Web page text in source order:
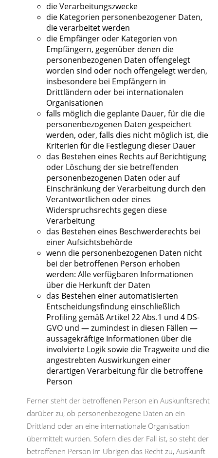
die Verarbeitungszwecke
die Kategorien personenbezogener Daten,
die verarbeitet werden
die Empfänger oder Kategorien von
Empfängern, gegenüber denen die
personenbezogenen Daten offengelegt
worden sind oder noch offengelegt werden,
insbesondere bei Empfängern in
Drittländern oder bei internationalen
Organisationen
falls möglich die geplante Dauer, für die die
personenbezogenen Daten gespeichert
werden, oder, falls dies nicht möglich ist, die
Kriterien für die Festlegung dieser Dauer
das Bestehen eines Rechts auf Berichtigung
oder Löschung der sie betreffenden
personenbezogenen Daten oder auf
Einschränkung der Verarbeitung durch den
Verantwortlichen oder eines
Widerspruchsrechts gegen diese
Verarbeitung
das Bestehen eines Beschwerderechts bei
einer Aufsichtsbehörde
wenn die personenbezogenen Daten nicht
bei der betroffenen Person erhoben
werden: Alle verfügbaren Informationen
über die Herkunft der Daten
das Bestehen einer automatisierten
Entscheidungsfindung einschließlich
Profiling gemäß Artikel 22 Abs.1 und 4 DS-
GVO und — zumindest in diesen Fällen —
aussagekräftige Informationen über die
involvierte Logik sowie die Tragweite und die
angestrebten Auswirkungen einer
derartigen Verarbeitung für die betroffene
Person
Ferner steht der betroffenen Person ein Auskunftsrecht
darüber zu, ob personenbezogene Daten an ein
Drittland oder an eine internationale Organisation
übermittelt wurden. Sofern dies der Fall ist, so steht der
betroffenen Person im Übrigen das Recht zu, Auskunft